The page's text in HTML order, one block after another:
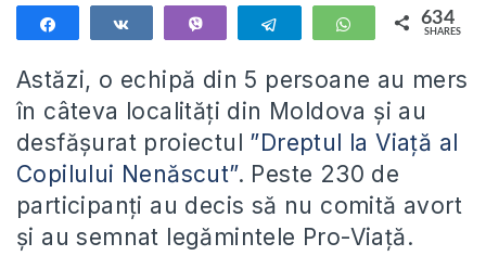
Telegram WhatsApp
634
SHARES
Astăzi, o echipă din 5 persoane au mers
în câteva localități din Moldova și au
desfășurat proiectul ”Dreptul la Viață al
Copilului Nenăscut”. Peste 230 de
participanți au decis să nu comită avort
și au semnat legămintele Pro-Viață.